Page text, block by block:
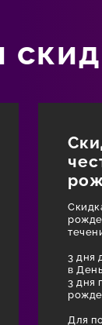
3 дня
в
3 дня
Для